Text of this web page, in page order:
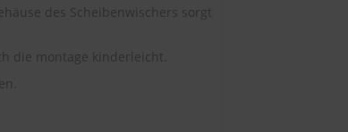
des Scheibenwischers sorgt
die montage kinderleicht.